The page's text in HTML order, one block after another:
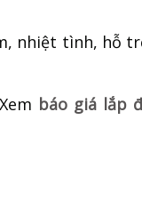
nhiệt tình, hỗ
báo giá lắp